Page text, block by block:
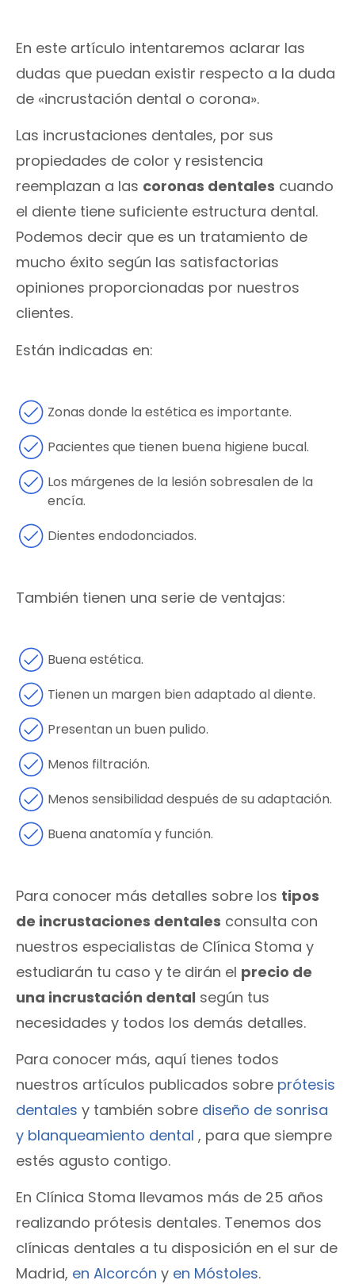
En este artículo intentaremos aclarar las
dudas que puedan existir respecto a la duda
de «incrustación dental o corona».
Las incrustaciones dentales, por sus
propiedades de color y resistencia
reemplazan a las coronas dentales cuando
el diente tiene suficiente estructura dental.
Podemos decir que es un tratamiento de
mucho éxito según las satisfactorias
opiniones proporcionadas por nuestros
clientes.
Están indicadas en:
Zonas donde la estética es importante.
Pacientes que tienen buena higiene bucal.
Los márgenes de la lesión sobresalen de la
encía.
Dientes endodonciados.
También tienen una serie de ventajas:
Buena estética.
Tienen un margen bien adaptado al diente.
Presentan un buen pulido.
Menos filtración.
Menos sensibilidad después de su adaptación.
Buena anatomía y función.
Para conocer más detalles sobre los tipos
de incrustaciones dentales consulta con
nuestros especialistas de Clínica Stoma y
estudiarán tu caso y te dirán el precio de
una incrustación dental según tus
necesidades y todos los demás detalles.
Para conocer más, aquí tienes todos
nuestros artículos publicados sobre prótesis
dentales y también sobre diseño de sonrisa
y blanqueamiento dental , para que siempre
estés agusto contigo.
En Clínica Stoma llevamos más de 25 años
realizando prótesis dentales. Tenemos dos
clínicas dentales a tu disposición en el sur de
Madrid, en Alcorcón y en Móstoles.